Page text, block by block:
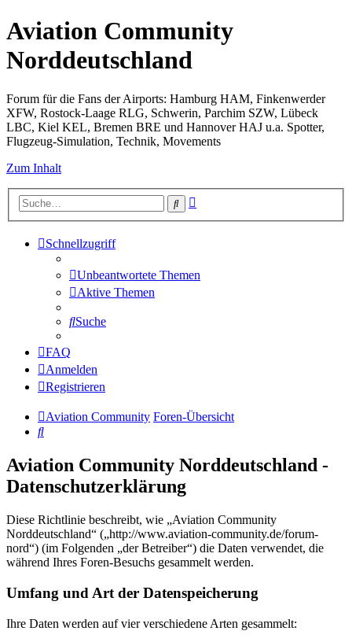
Aviation Community
Norddeutschland
Forum für die Fans der Airports: Hamburg HAM, Finkenwerder
XFW, Rostock-Laage RLG, Schwerin, Parchim SZW, Lübeck
LBC, Kiel KEL, Bremen BRE und Hannover HAJ u.a. Spotter,
Flugzeug-Simulation, Technik, Movements
Zum Inhalt
Suche
Schnellzugriff
Unbeantwortete Themen
Aktive Themen
Suche
FAQ
Anmelden
Registrieren
Aviation Community Foren-Übersicht
Suche
Aviation Community Norddeutschland -
Datenschutzerklärung
Diese Richtlinie beschreibt, wie „Aviation Community
Norddeutschland“ („http://www.aviation-community.de/forum-
nord“) (im Folgenden „der Betreiber“) die Daten verwendet, die
während Ihres Foren-Besuchs gesammelt werden.
Umfang und Art der Datenspeicherung
Ihre Daten werden auf vier verschiedene Arten gesammelt: